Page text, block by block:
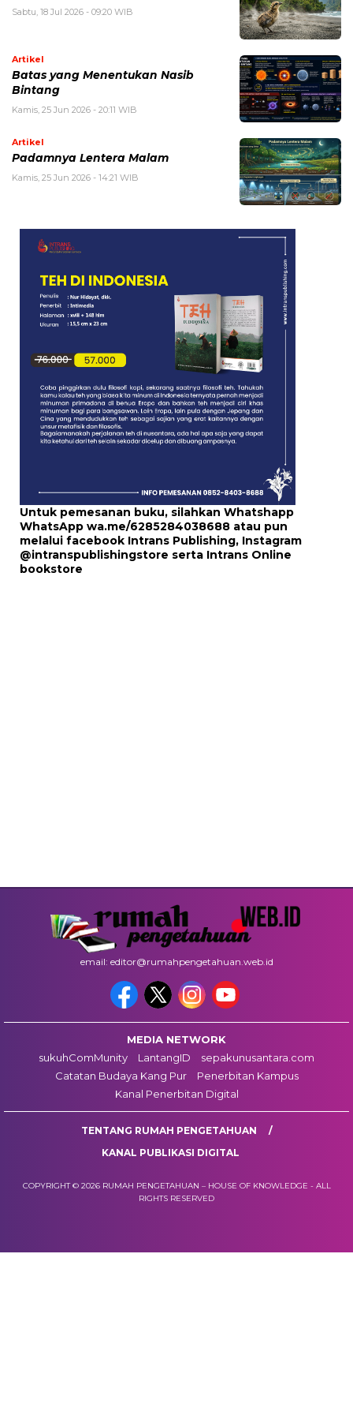
Sabtu, 18 Jul 2026 - 09:20 WIB
Artikel
Batas yang Menentukan Nasib
Bintang
Kamis, 25 Jun 2026 - 20:11 WIB
Artikel
Padamnya Lentera Malam
Kamis, 25 Jun 2026 - 14:21 WIB
Untuk pemesanan buku, silahkan Whatshapp
WhatsApp wa.me/6285284038688 atau pun
melalui facebook Intrans Publishing, Instagram
@intranspublishingstore serta Intrans Online
bookstore
email: editor@rumahpengetahuan.web.id
MEDIA NETWORK
sukuhComMunity
LantangID
sepakunusantara.com
Catatan Budaya Kang Pur
Penerbitan Kampus
Kanal Penerbitan Digital
TENTANG RUMAH PENGETAHUAN
KANAL PUBLIKASI DIGITAL
COPYRIGHT © 2026 RUMAH PENGETAHUAN – HOUSE OF KNOWLEDGE - ALL
RIGHTS RESERVED